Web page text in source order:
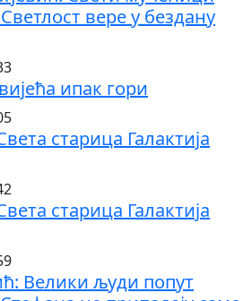
вере у бездану
ипак гори
старица Галактија
старица Галактија
Велики људи попут